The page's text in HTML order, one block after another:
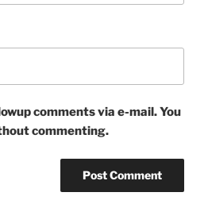
comments via e-mail. You
commenting.